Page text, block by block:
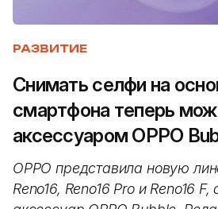
РАЗВИТИЕ
Снимать селфи на
смартфона теперь
аксессуаром OPPO
OPPO представила новую
Reno16, Reno16 Pro и Reno16